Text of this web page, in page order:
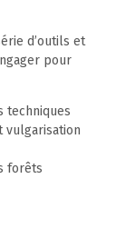
d’outils et
pour
techniques
vulgarisation
forêts